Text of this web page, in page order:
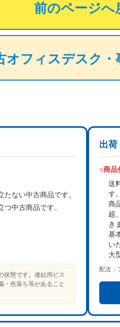
前のページへ
オフィスデスク・
ない中古商品です。
中古商品です。
状態です。連結用ビス
・色落ち等があること
出荷
○商品
送
す
商
超
き
基
い
大
配送：